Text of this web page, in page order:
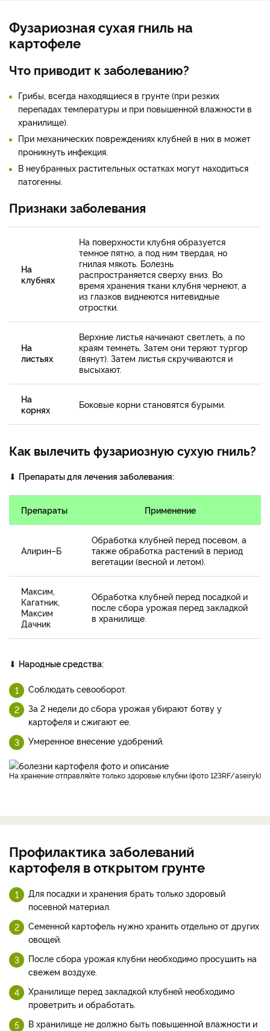
Фузариозная сухая гниль на
картофеле
Что приводит к заболеванию?
Грибы, всегда находящиеся в грунте (при резких
перепадах температуры и при повышенной влажности в
хранилище).
При механических повреждениях клубней в них в может
проникнуть инфекция.
В неубранных растительных остатках могут находиться
патогенны.
Признаки заболевания
На
клубнях
На поверхности клубня образуется
темное пятно, а под ним твердая, но
гнилая мякоть. Болезнь
распространяется сверху вниз. Во
время хранения ткани клубня чернеют, а
из глазков виднеются нитевидные
отростки.
На
листьях
Верхние листья начинают светлеть, а по
краям темнеть. Затем они теряют тургор
(вянут). Затем листья скручиваются и
высыхают.
На
корнях
Боковые корни становятся бурыми.
Как вылечить фузариозную сухую гниль?
⬇ Препараты для лечения заболевания:
Препараты Применение
Алирин–Б
Обработка клубней перед посевом, а
также обработка растений в период
вегетации (весной и летом).
Максим,
Кагатник,
Максим
Дачник
Обработка клубней перед посадкой и
после сбора урожая перед закладкой
в хранилище.
⬇ Народные средства:
Соблюдать севооборот.
За 2 недели до сбора урожая убирают ботву у
картофеля и сжигают ее.
Умеренное внесение удобрений.
На хранение отправляйте только здоровые клубни (фото 123RF/aseiryk)
Профилактика заболеваний
картофеля в открытом грунте
Для посадки и хранения брать только здоровый
посевной материал.
Семенной картофель нужно хранить отдельно от других
овощей.
После сбора урожая клубни необходимо просушить на
свежем воздухе.
Хранилище перед закладкой клубней необходимо
проветрить и обработать.
В хранилище не должно быть повышенной влажности и